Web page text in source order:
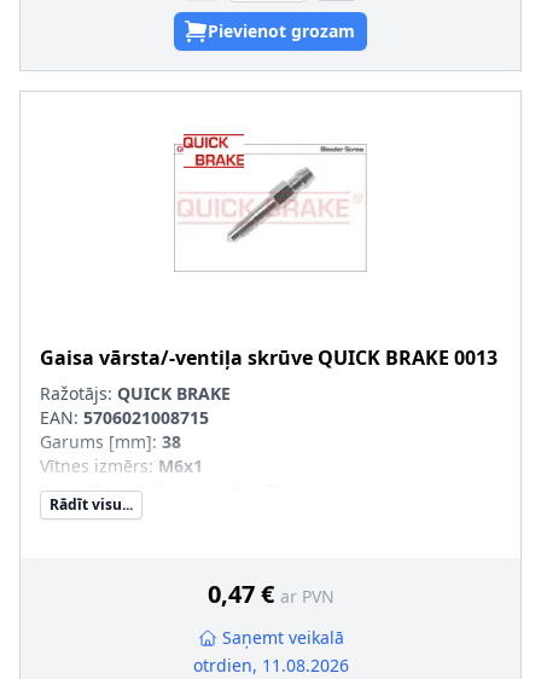
Pievienot grozam
Gaisa vārsta/-ventiļa skrūve QUICK BRAKE 0013
Ražotājs: QUICK BRAKE
EAN: 5706021008715
Garums [mm]: 38
Vītnes izmērs: M6x1
Uzgriežņu atslēgas izmērs
Vītnes veids:
Rādīt visu...
0,47 € ar PVN
Saņemt veikalā
otrdien, 11.08.2026